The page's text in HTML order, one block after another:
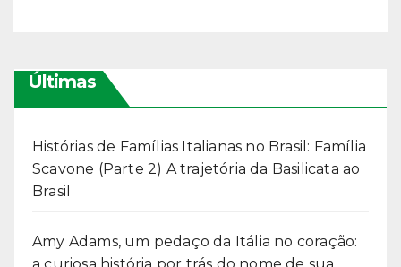
Últimas
Histórias de Famílias Italianas no Brasil: Família
Scavone (Parte 2) A trajetória da Basilicata ao
Brasil
Amy Adams, um pedaço da Itália no coração: